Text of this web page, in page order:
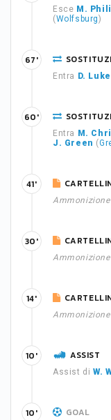
Esce M.
(Wolfsburg)
Entra D.
67'
Entra M.
J. Green (
60'
Ammonizione
41'
Ammonizione
30'
Ammonizione
14'
ASSIST
Assist di W.
10'
GOAL
10'